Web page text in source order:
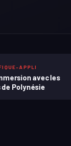
APPLI
avec les
Polynésie